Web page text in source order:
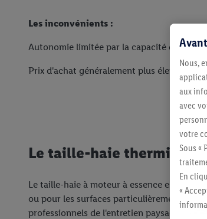
Les inconvénients :
Autonomie limitée par la capacité de la
Prix d'achat généralement plus élevé que
Le taille-haie thermique
Le taille-haie à moteur à essence est l'outil
ou pour les surfaces particulièrement
professionnels de l'entretien paysager. La
Nous,
aux
avec
votre
Sous «
En
«